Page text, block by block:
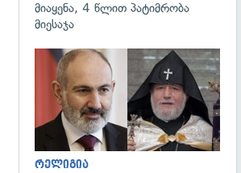
მიაყენა, 4 წლით პატიმრობა
მიესაჯა
რელიგია